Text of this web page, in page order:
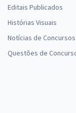
Editais Publicados
Histórias Visuais
Notícias de Concursos
Questões de